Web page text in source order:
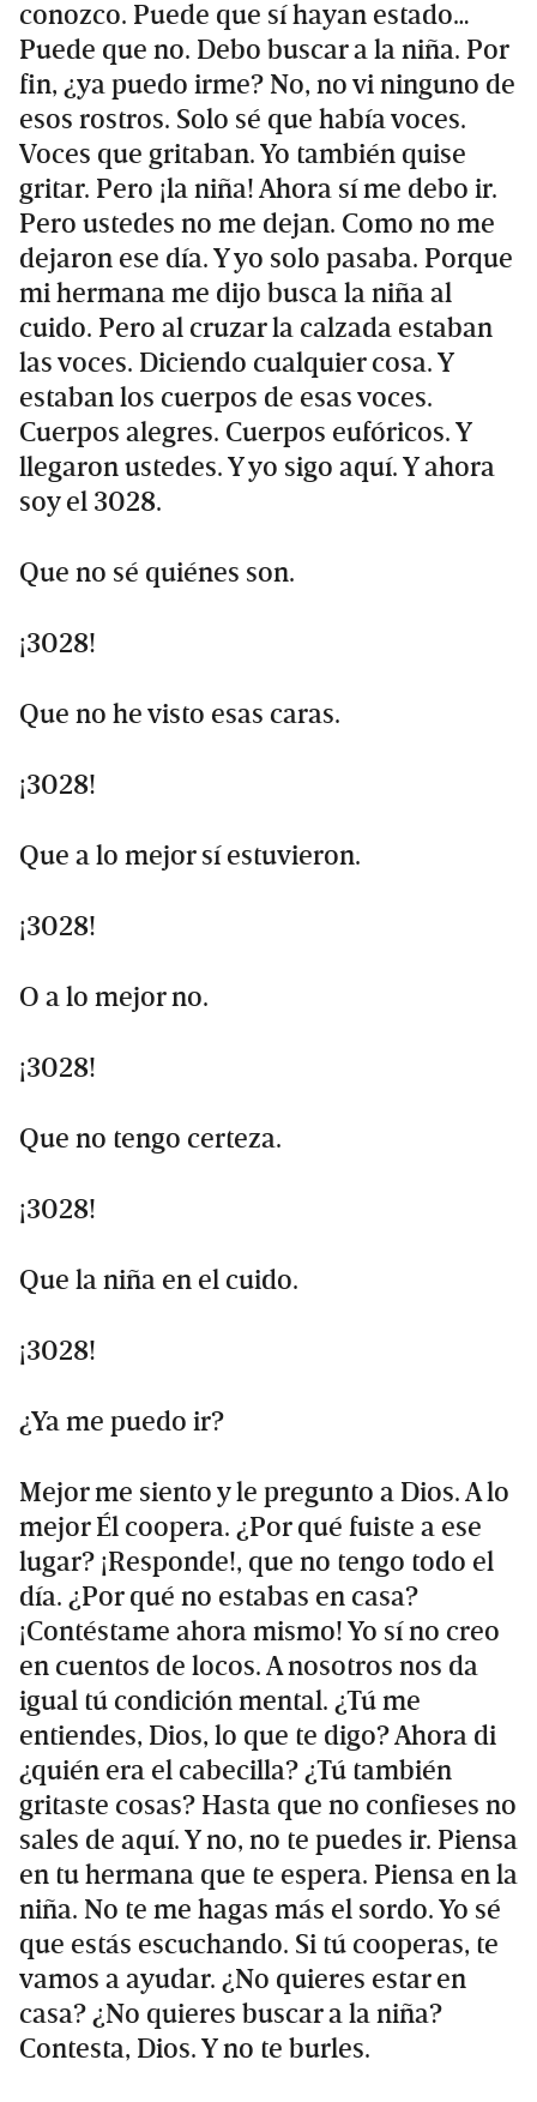
conozco. Puede que sí hayan estado…
Puede que no. Debo buscar a la niña. Por
fin, ¿ya puedo irme? No, no vi ninguno de
esos rostros. Solo sé que había voces.
Voces que gritaban. Yo también quise
gritar. Pero ¡la niña! Ahora sí me debo ir.
Pero ustedes no me dejan. Como no me
dejaron ese día. Y yo solo pasaba. Porque
mi hermana me dijo busca la niña al
cuido. Pero al cruzar la calzada estaban
las voces. Diciendo cualquier cosa. Y
estaban los cuerpos de esas voces.
Cuerpos alegres. Cuerpos eufóricos. Y
llegaron ustedes. Y yo sigo aquí. Y ahora
soy el 3028.
Que no sé quiénes son.
¡3028!
Que no he visto esas caras.
¡3028!
Que a lo mejor sí estuvieron.
¡3028!
O a lo mejor no.
¡3028!
Que no tengo certeza.
¡3028!
Que la niña en el cuido.
¡3028!
¿Ya me puedo ir?
Mejor me siento y le pregunto a Dios. A lo
mejor Él coopera. ¿Por qué fuiste a ese
lugar? ¡Responde!, que no tengo todo el
día. ¿Por qué no estabas en casa?
¡Contéstame ahora mismo! Yo sí no creo
en cuentos de locos. A nosotros nos da
igual tú condición mental. ¿Tú me
entiendes, Dios, lo que te digo? Ahora di
¿quién era el cabecilla? ¿Tú también
gritaste cosas? Hasta que no confieses no
sales de aquí. Y no, no te puedes ir. Piensa
en tu hermana que te espera. Piensa en la
niña. No te me hagas más el sordo. Yo sé
que estás escuchando. Si tú cooperas, te
vamos a ayudar. ¿No quieres estar en
casa? ¿No quieres buscar a la niña?
Contesta, Dios. Y no te burles.